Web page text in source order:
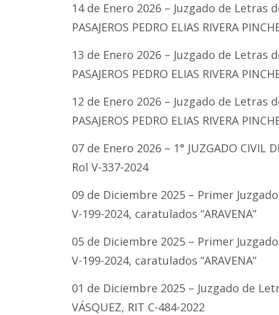
14 de Enero 2026 – Juzgado de Letras
PASAJEROS PEDRO ELIAS RIVERA
13 de Enero 2026 – Juzgado de Letras
PASAJEROS PEDRO ELIAS RIVERA
12 de Enero 2026 – Juzgado de Letras
PASAJEROS PEDRO ELIAS RIVERA
07 de Enero 2026 – 1° JUZGADO CIVIL
Rol V-337-2024
09 de Diciembre 2025 – Primer
V-199-2024, caratulados “ARAVENA”
05 de Diciembre 2025 – Primer
V-199-2024, caratulados “ARAVENA”
01 de Diciembre 2025 – Juzgado de
VÁSQUEZ, RIT C-484-2022